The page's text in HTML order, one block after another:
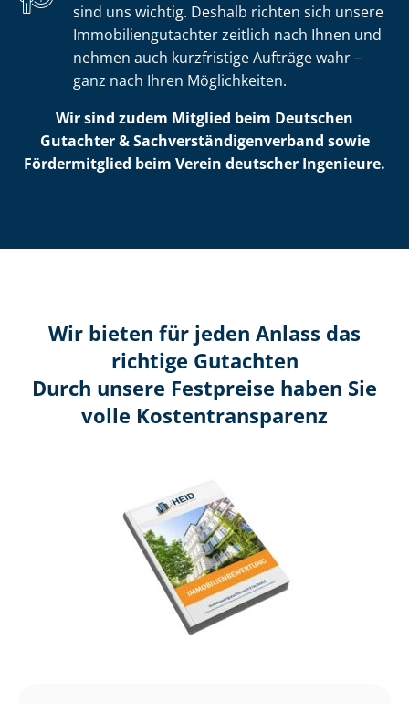
sind uns wichtig. Deshalb richten sich unsere
Im­mo­bi­li­en­gut­ach­ter zeitlich nach Ihnen und
nehmen auch kurzfristige Aufträge wahr –
ganz nach Ihren Möglichkeiten.
Wir sind zudem Mitglied beim Deutschen
Gutachter & Sach­ver­stän­di­gen­ver­band sowie
Fördermitglied beim Verein deutscher Ingenieure.
Wir bieten für jeden Anlass das
richtige Gutachten
Durch unsere Festpreise haben Sie
volle Kosten­transparenz